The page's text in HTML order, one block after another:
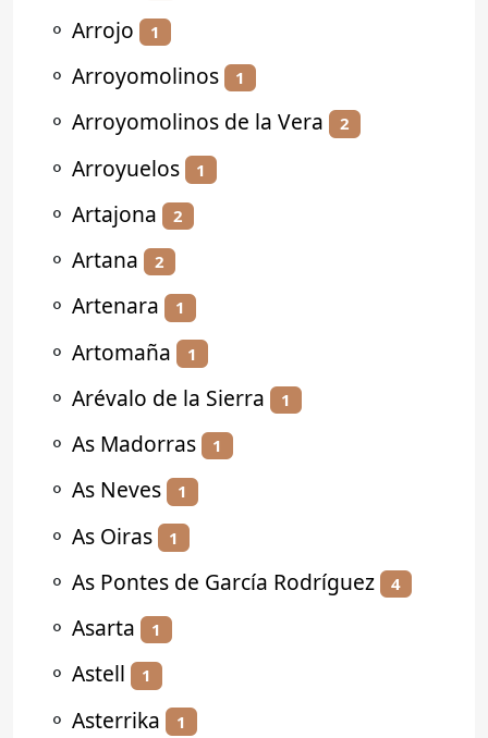
⚬ Arrojo 1
⚬ Arroyomolinos 1
⚬ Arroyomolinos de la Vera 2
⚬ Arroyuelos 1
⚬ Artajona 2
⚬ Artana 2
⚬ Artenara 1
⚬ Artomaña 1
⚬ Arévalo de la Sierra 1
⚬ As Madorras 1
⚬ As Neves 1
⚬ As Oiras 1
⚬ As Pontes de García Rodríguez 4
⚬ Asarta 1
⚬ Astell 1
⚬ Asterrika 1